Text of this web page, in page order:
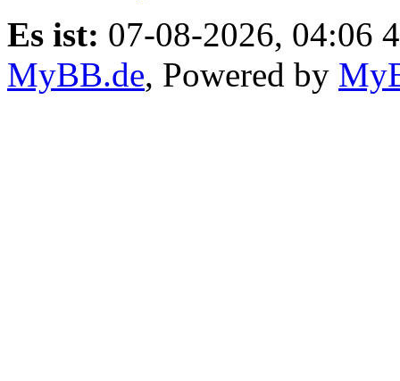
Es ist: 07-08-2026, 04:06 4
MyBB.de, Powered by